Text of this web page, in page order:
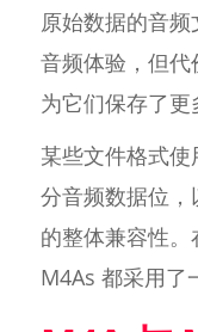
原始数据的音
音频体验，但
为它们保存了更
某些文件格式
分音频数据位
的整体兼容性
M4As 都采用了